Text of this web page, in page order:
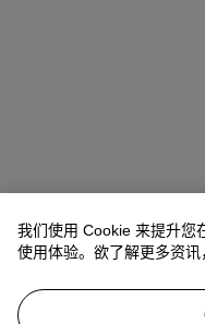
我们使用 Cookie 来提升您
使用体验。欲了解更多资